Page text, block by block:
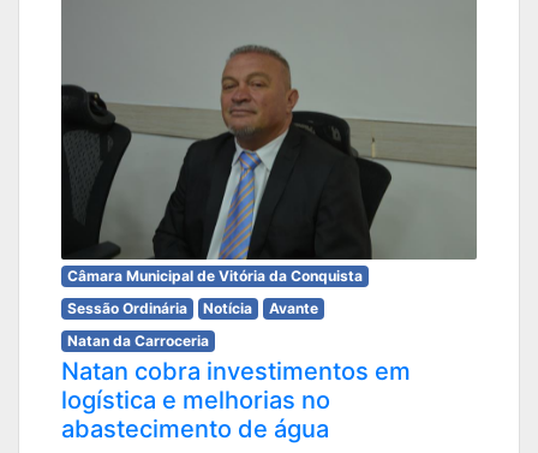
Câmara Municipal de Vitória da Conquista
Sessão Ordinária
Notícia
Avante
Natan da Carroceria
Natan cobra investimentos em
logística e melhorias no
abastecimento de água